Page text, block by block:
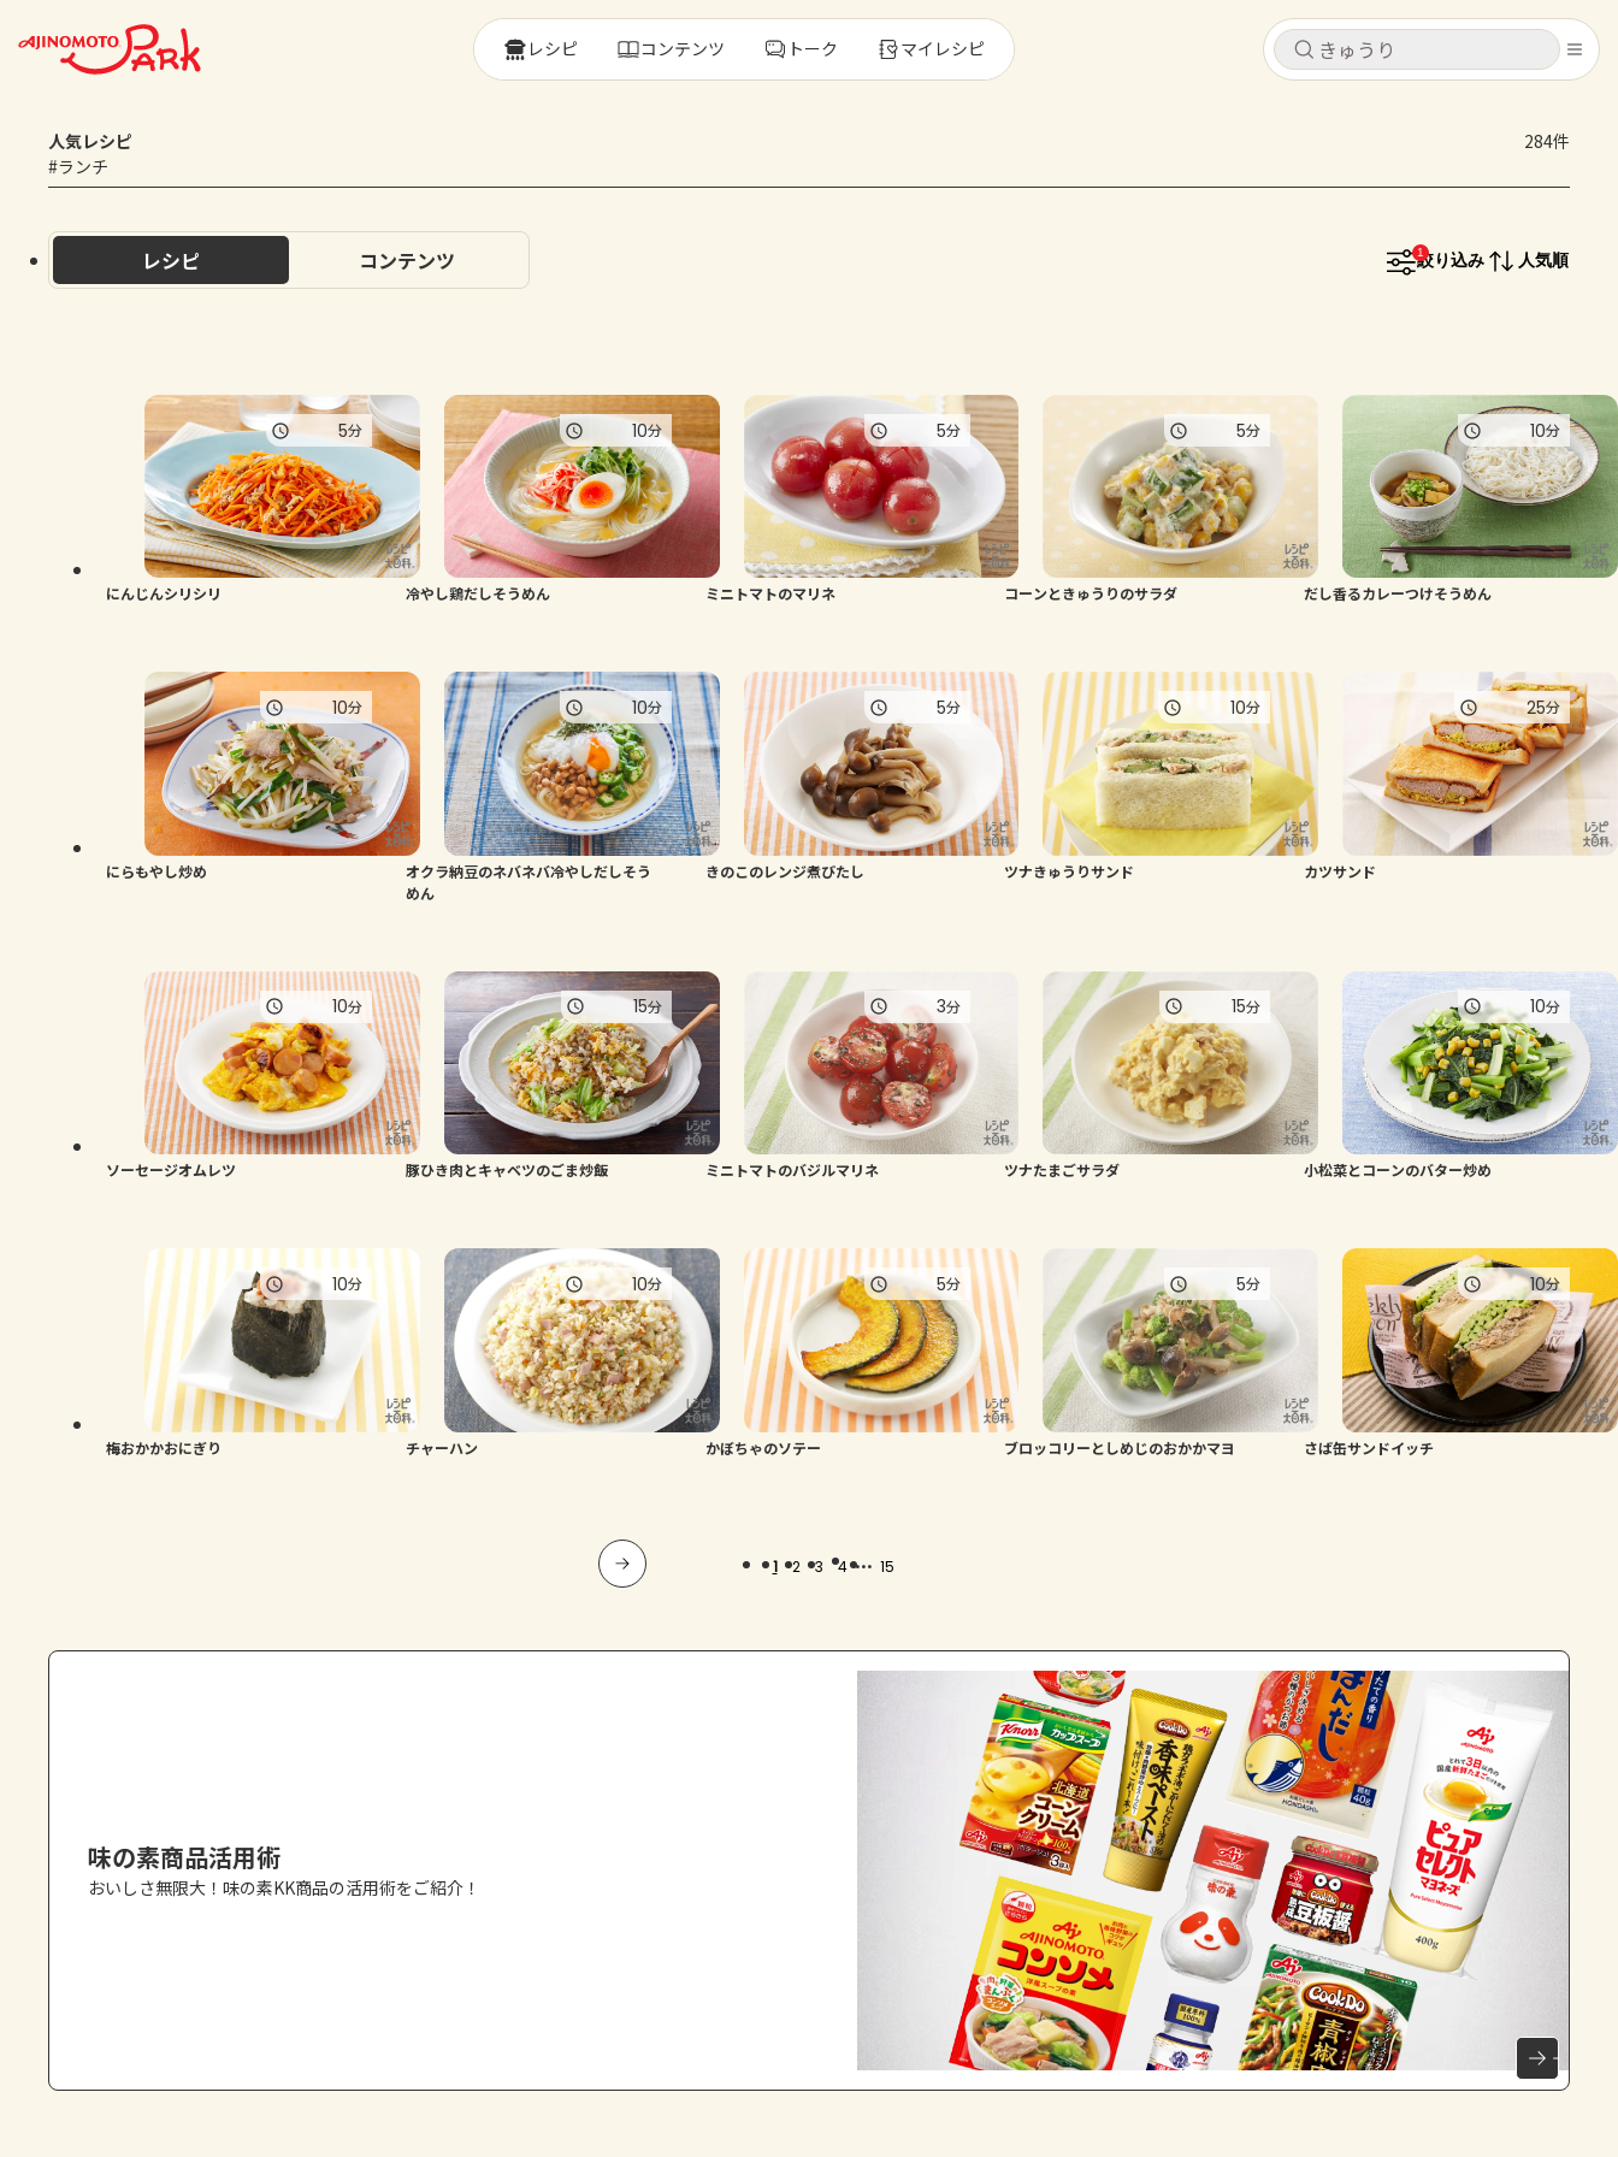
キャンセル
レシピ
トーク
よくあるお問い合わせ
AJINOMOTO PARK とは
キャンセル
レシピ コンテンツ トーク マイレシピ
人気レシピ
284件
#ランチ
レシピ コンテンツ 1
絞り込み 人気順
にんじんシリシリ
5分
冷やし鶏だしそうめん
10分
ミニトマトのマリネ
5分
コーンときゅうりのサラダ
5分
だし香るカレーつけそうめん
10分
にらもやし炒め
10分
オクラ納豆のネバネバ冷やしだしそう
めん
10分
きのこのレンジ煮びたし
5分
ツナきゅうりサンド
10分
カツサンド
25分
ソーセージオムレツ
10分
豚ひき肉とキャベツのごま炒飯
15分
ミニトマトのバジルマリネ
3分
ツナたまごサラダ
15分
小松菜とコーンのバター炒め
10分
梅おかかおにぎり
10分
チャーハン
10分
かぼちゃのソテー
5分
ブロッコリーとしめじのおかかマヨ
5分
さば缶サンドイッチ
10分
1 2 3 4 ... 15
味の素商品活用術
おいしさ無限大！味の素KK商品の活用術をご紹介！